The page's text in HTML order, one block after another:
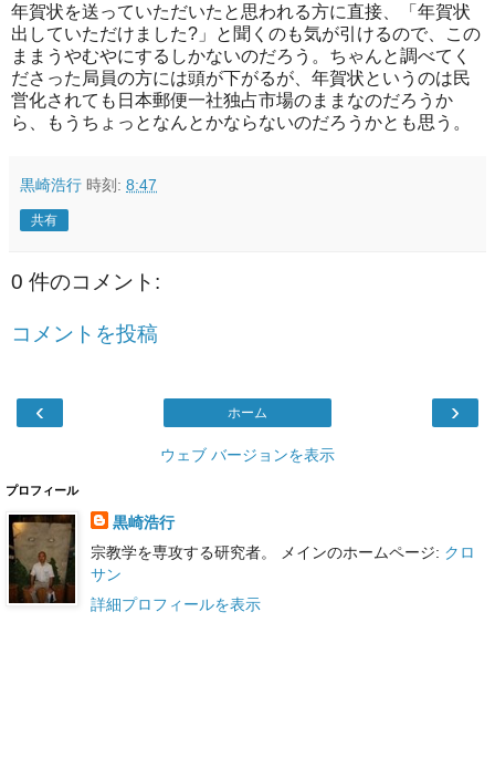
年賀状を送っていただいたと思われる方に直接、「年賀状
出していただけました?」と聞くのも気が引けるので、この
ままうやむやにするしかないのだろう。ちゃんと調べてく
ださった局員の方には頭が下がるが、年賀状というのは民
営化されても日本郵便一社独占市場のままなのだろうか
ら、もうちょっとなんとかならないのだろうかとも思う。
黒崎浩行 時刻: 8:47
共有
0 件のコメント:
コメントを投稿
‹ ›
ホーム
ウェブ バージョンを表示
プロフィール
黒崎浩行
宗教学を専攻する研究者。 メインのホームページ: クロ
サン
詳細プロフィールを表示